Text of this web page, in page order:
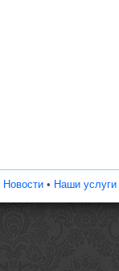
Новости• Наши услуги